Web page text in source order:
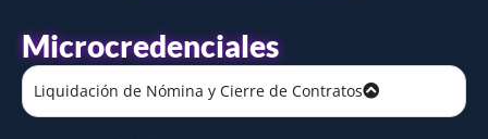
Microcredenciales
Liquidación de Nómina y Cierre de Contratos